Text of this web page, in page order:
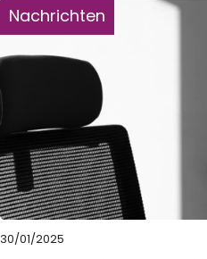
Nachrichten
30/01/2025